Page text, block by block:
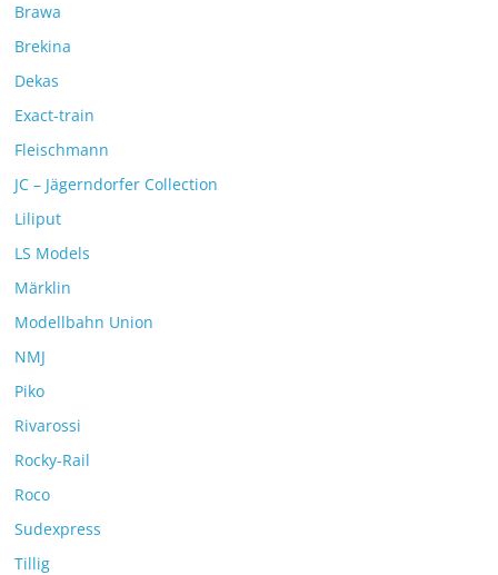
Brawa
Brekina
Dekas
Exact-train
Fleischmann
JC – Jägerndorfer Collection
Liliput
LS Models
Märklin
Modellbahn Union
NMJ
Piko
Rivarossi
Rocky-Rail
Roco
Sudexpress
Tillig